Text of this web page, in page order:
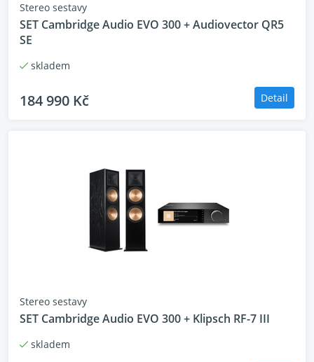
Stereo sestavy
SET Cambridge Audio EVO 300 + Audiovector QR5
SE
skladem
184 990 Kč Detail
Stereo sestavy
SET Cambridge Audio EVO 300 + Klipsch RF-7 III
skladem